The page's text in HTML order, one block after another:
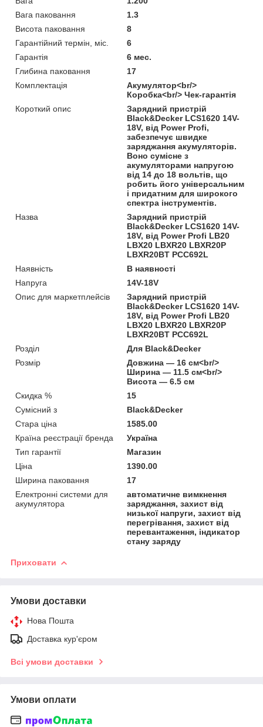
Вага паковання
1.3
Висота паковання
8
Гарантійний термін, міс.
6
Гарантія
6 мес.
Глибина паковання
17
Комплектація
Акумулятор<br/>
Коробка<br/> Чек-гарантія
Короткий опис
Зарядний пристрій
Black&Decker LCS1620 14V-
18V, від Power Profi,
забезпечує швидке
заряджання акумуляторів.
Воно сумісне з
акумуляторами напругою
від 14 до 18 вольтів, що
робить його універсальним
і придатним для широкого
спектра інструментів.
Назва
Зарядний пристрій
Black&Decker LCS1620 14V-
18V, від Power Profi LB20
LBX20 LBXR20 LBXR20P
LBXR20BT PCC692L
Наявність
В наявності
Напруга
14V-18V
Опис для маркетплейсів
Зарядний пристрій
Black&Decker LCS1620 14V-
18V, від Power Profi LB20
LBX20 LBXR20 LBXR20P
LBXR20BT PCC692L
Розділ
Для Black&Decker
Розмір
Довжина — 16 см<br/>
Ширина — 11.5 см<br/>
Висота — 6.5 см
Скидка %
15
Сумісний з
Black&Decker
Стара ціна
1585.00
Країна реєстрації бренда
Україна
Тип гарантії
Магазин
Ціна
1390.00
Ширина паковання
17
Електронні системи для
акумулятора
автоматичне вимкнення
заряджання, захист від
низької напруги, захист від
перегрівання, захист від
перевантаження, індикатор
стану заряду
Приховати
Умови доставки
Нова Пошта
Доставка кур'єром
Всі умови доставки
Умови оплати